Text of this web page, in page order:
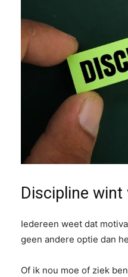
Discipline
Iedereen weet dat
geen andere optie dan
Of ik nou moe of ziek